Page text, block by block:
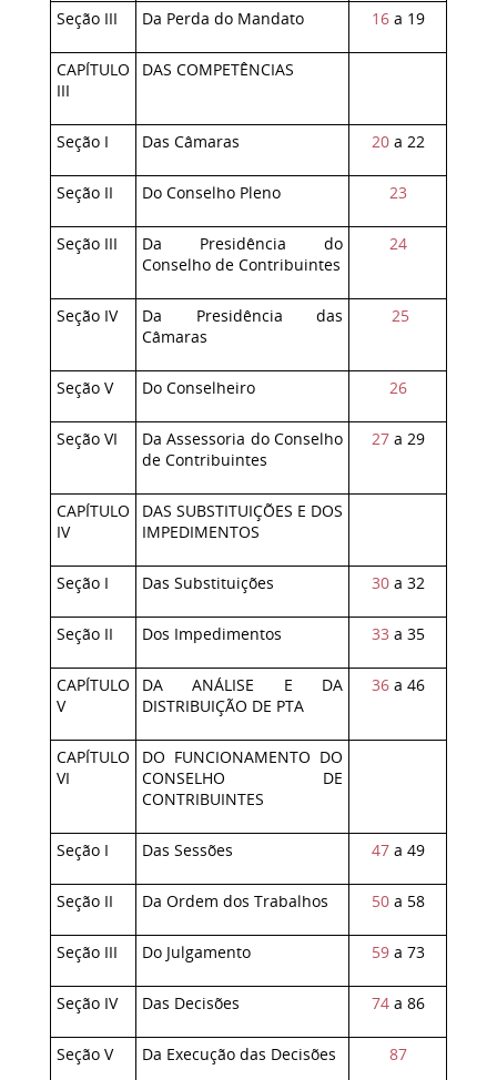
Seção III Da Perda do Mandato 16a 19
CAPÍTULO
III
DAS COMPETÊNCIAS
Seção I Das Câmaras 20a 22
Seção II Do Conselho Pleno 23
Seção III
Da Presidência do
Conselho de Contribuintes
24
Seção IV
Da Presidência das
Câmaras
25
Seção V Do Conselheiro 26
Seção VI
Da Assessoria do Conselho
de Contribuintes
27a 29
CAPÍTULO
IV
DAS SUBSTITUIÇÕES E DOS
IMPEDIMENTOS
Seção I Das Substituições 30a 32
Seção II Dos Impedimentos 33 a 35
CAPÍTULO
V
DA ANÁLISE E DA
DISTRIBUIÇÃO DE PTA
36a 46
CAPÍTULO
VI
DO FUNCIONAMENTO DO
CONSELHO DE
CONTRIBUINTES
Seção I Das Sessões 47a 49
Seção II Da Ordem dos Trabalhos 50a 58
Seção III Do Julgamento 59a 73
Seção IV Das Decisões 74a 86
Seção V Da Execução das Decisões 87